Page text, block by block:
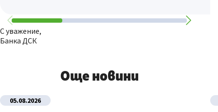
С уважение,
Банка ДСК
Още новини
05.08.2026